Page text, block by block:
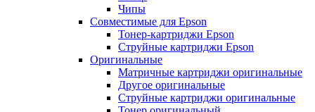
Чипы
Совместимые для Epson
Тонер-картриджи Epson
Струйные картриджи Epson
Оригинальные
Матричные картриджи оригинальные
Другое оригинальные
Струйные картриджи оригинальные